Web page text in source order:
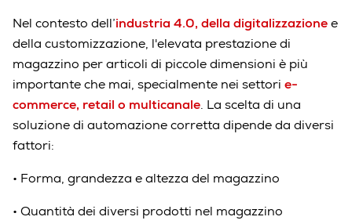
Nel contesto dell’industria 4.0, della digitalizzazionee
della customizzazione, l'elevata prestazione di
magazzino per articoli di piccole dimensioni è più
importante che mai, specialmente nei settori e-
commerce, retail o multicanale. La scelta di una
soluzione di automazione corretta dipende da diversi
fattori:
• Forma, grandezza e altezza del magazzino
• Quantità dei diversi prodotti nel magazzino